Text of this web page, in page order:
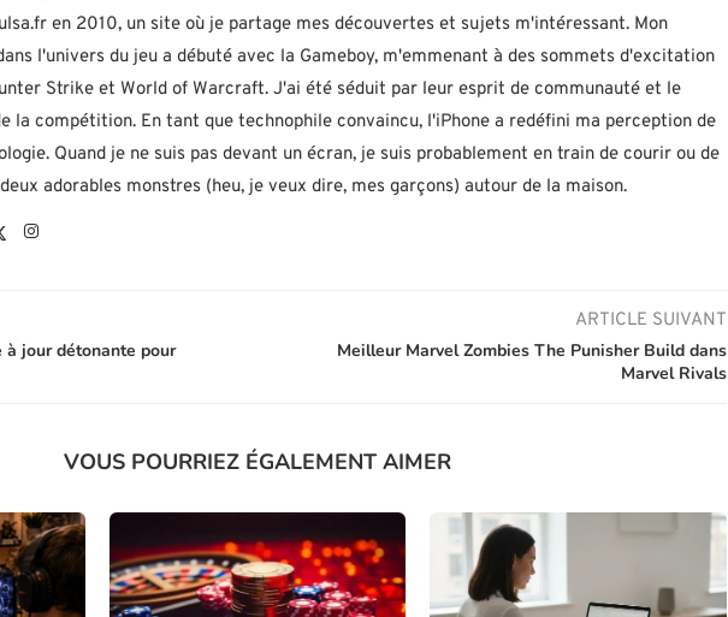
en 2010, un site où je partage mes découvertes et sujets m'intéressant. Mon
l'univers du jeu a débuté avec la Gameboy, m'emmenant à des sommets d'excitation
Strike et World of Warcraft. J'ai été séduit par leur esprit de communauté et le
la compétition. En tant que technophile convaincu, l'iPhone a redéfini ma perception de
Quand je ne suis pas devant un écran, je suis probablement en train de courir ou de
adorables monstres (heu, je veux dire, mes garçons) autour de la maison.
à jour détonante pour
ARTICLE SUIVANT
Meilleur Marvel Zombies The Punisher Build dans
Marvel Rivals
VOUS POURRIEZ ÉGALEMENT AIMER